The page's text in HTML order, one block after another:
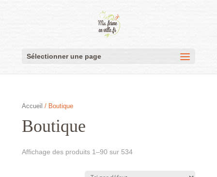
Sélectionner une page
Accueil / Boutique
Boutique
Affichage des produits 1–90 sur 534